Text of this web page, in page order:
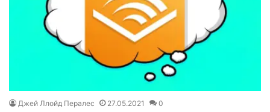
Джей Ллойд Пералес 27.05.2021 0